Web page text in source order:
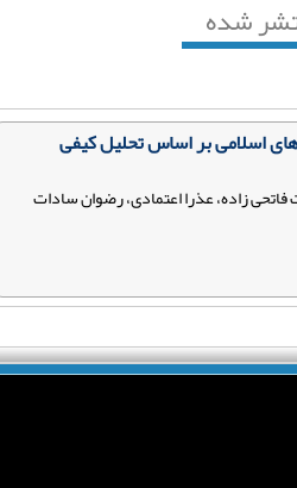
شده
اسلامی بر اساس تحلیل کیفی
زاده، عذرا اعتمادی، رضوان سادات